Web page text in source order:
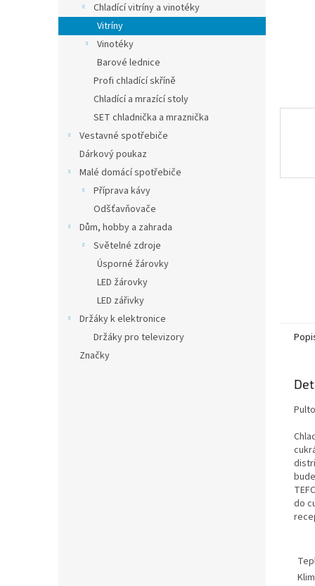
Chladící vitríny a vinotéky
Vitríny
Vinotéky
Barové lednice
Profi chladící skříně
Chladící a mrazící stoly
SET chladnička a mraznička
Vestavné spotřebiče
Dárkový poukaz
Malé domácí spotřebiče
Příprava kávy
Odšťavňovače
Dům, hobby a zahrada
Světelné zdroje
Úsporné žárovky
LED žárovky
LED zářivky
Držáky k elektronice
Držáky pro televizory
Značky
do